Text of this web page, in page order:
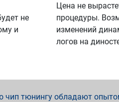
не
и
Цена не
процедуры.
изменений
логов на
чип тюнингу обладают